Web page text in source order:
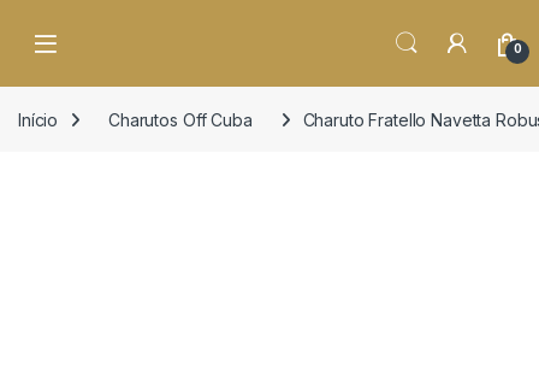
Open 0
Início Charutos Off Cuba Charuto Fratello Navetta